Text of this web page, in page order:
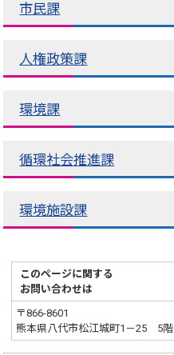
市民課
人権政策課
環境課
循環社会推進課
環境施設課
このページに関する
お問い合わせは
〒866-8601
熊本県八代市松江城町1－25 5階